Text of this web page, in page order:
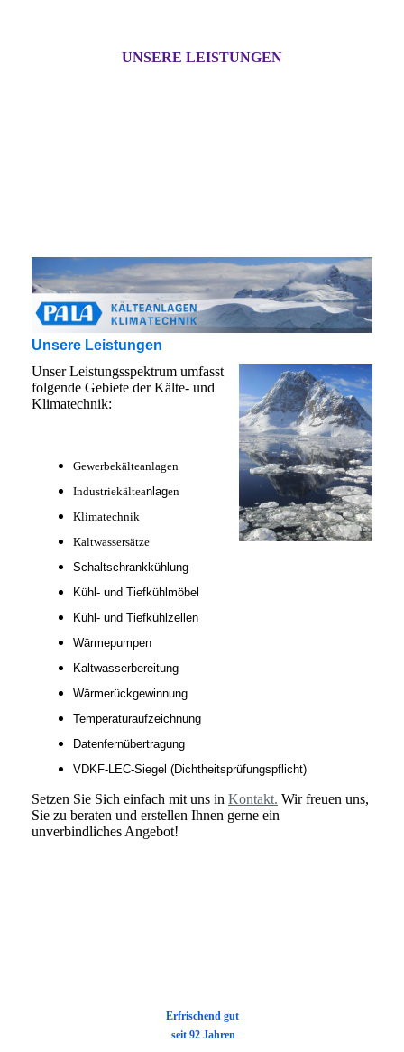
UNSERE LEISTUNGEN
Unsere Leistungen
Unser Leistungsspektrum umfasst
folgende Gebiete der Kälte- und
Klimatechnik:
Gewerbekälteanlagen
Industriekälteanlagen
Klimatechnik
Kaltwassersätze
Schaltschrankkühlung
Kühl- und Tiefkühlmöbel
Kühl- und Tiefkühl zellen
Wärmepumpen
Kaltwasserbereitung
Wärmerückgewinnung
Temperaturaufzeichnung
Datenfernübertragung
VDKF-LEC-Siegel (Dichtheitsprüfungspflicht)
Setzen Sie Sich einfach mit uns in Kontakt. Wir freuen uns,
Sie zu beraten und erstellen Ihnen gerne ein
unverbindliches Angebot!
Erfrischend gut
seit 92 Jahren